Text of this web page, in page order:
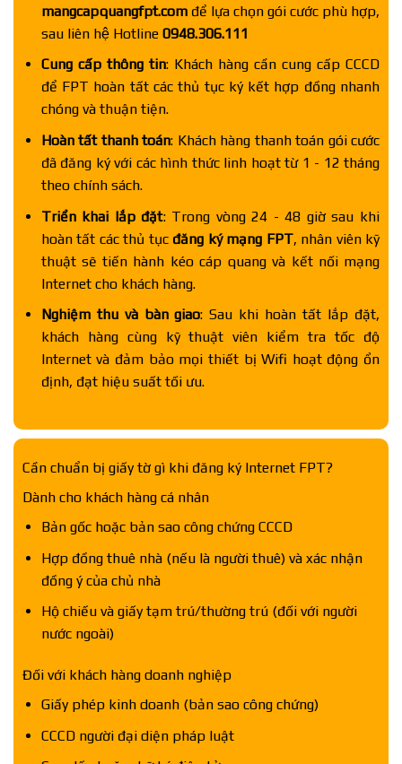
mangcapquangfpt.comđể lựa chọn gói cước phù hợp,
sau liên hệ Hotline 0948.306.111
Cung cấp thông tin: Khách hàng cần cung cấp CCCD
để FPT hoàn tất các thủ tục ký kết hợp đồng nhanh
chóng và thuận tiện.
Hoàn tất thanh toán: Khách hàng thanh toán gói cước
đã đăng ký với các hình thức linh hoạt từ 1 - 12 tháng
theo chính sách.
Triển khai lắp đặt: Trong vòng 24 - 48 giờ sau khi
hoàn tất các thủ tục đăng ký mạng FPT, nhân viên kỹ
thuật sẽ tiến hành kéo cáp quang và kết nối mạng
Internet cho khách hàng.
Nghiệm thu và bàn giao: Sau khi hoàn tất lắp đặt,
khách hàng cùng kỹ thuật viên kiểm tra tốc độ
Internet và đảm bảo mọi thiết bị Wifi hoạt động ổn
định, đạt hiệu suất tối ưu.
Cần chuẩn bị giấy tờ gì khi đăng ký Internet FPT?
Dành cho khách hàng cá nhân
Bản gốc hoặc bản sao công chứng CCCD
Hợp đồng thuê nhà (nếu là người thuê) và xác nhận
đồng ý của chủ nhà
Hộ chiếu và giấy tạm trú/thường trú (đối với người
nước ngoài)
Đối với khách hàng doanh nghiệp
Giấy phép kinh doanh (bản sao công chứng)
CCCD người đại diện pháp luật